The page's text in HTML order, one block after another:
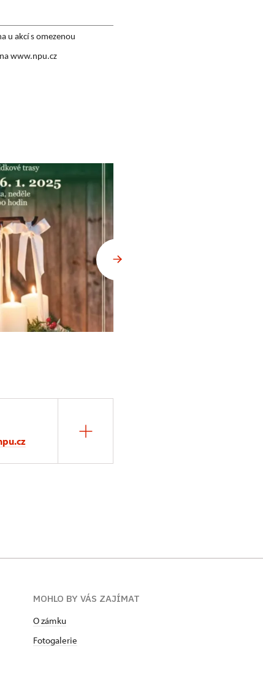
u akcí s omezenou
www.npu.cz
MOHLO BY VÁS ZAJÍMAT
O zámku
Fotogalerie